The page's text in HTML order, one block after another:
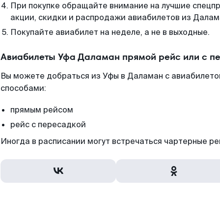
При покупке обращайте внимание на лучшие
акции, скидки и распродажи авиабилетов из
Покупайте авиабилет на неделе, а не в выходные.
Авиабилеты Уфа Даламан прямой рейс или с
Вы можете добраться из Уфы в Даламан с
способами:
прямым рейсом
рейс с пересадкой
Иногда в расписании могут встречаться чартерные